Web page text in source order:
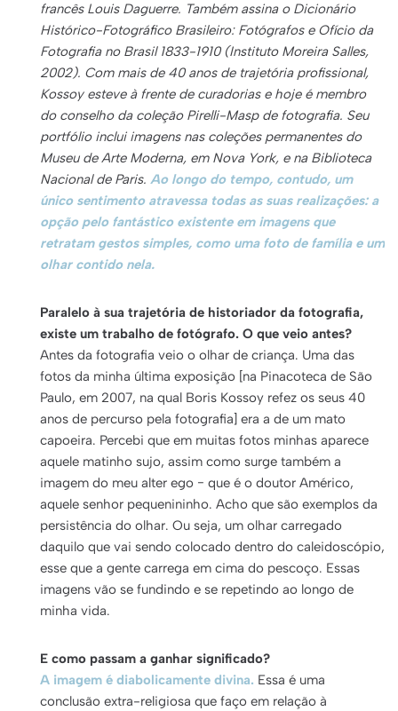
francês Louis Daguerre. Também assina o Dicionário
Histórico-Fotográfico Brasileiro: Fotógrafos e Ofício da
Fotografia no Brasil 1833-1910 (Instituto Moreira Salles,
2002). Com mais de 40 anos de trajetória profissional,
Kossoy esteve à frente de curadorias e hoje é membro
do conselho da coleção Pirelli-Masp de fotografia. Seu
portfólio inclui imagens nas coleções permanentes do
Museu de Arte Moderna, em Nova York, e na Biblioteca
Nacional de Paris. Ao longo do tempo, contudo, um
único sentimento atravessa todas as suas realizações: a
opção pelo fantástico existente em imagens que
retratam gestos simples, como uma foto de família e um
olhar contido nela.
Paralelo à sua trajetória de historiador da fotografia,
existe um trabalho de fotógrafo. O que veio antes?
Antes da fotografia veio o olhar de criança. Uma das
fotos da minha última exposição [na Pinacoteca de São
Paulo, em 2007, na qual Boris Kossoy refez os seus 40
anos de percurso pela fotografia] era a de um mato
capoeira. Percebi que em muitas fotos minhas aparece
aquele matinho sujo, assim como surge também a
imagem do meu alter ego − que é o doutor Américo,
aquele senhor pequenininho. Acho que são exemplos da
persistência do olhar. Ou seja, um olhar carregado
daquilo que vai sendo colocado dentro do caleidoscópio,
esse que a gente carrega em cima do pescoço. Essas
imagens vão se fundindo e se repetindo ao longo de
minha vida.
E como passam a ganhar significado?
A imagem é diabolicamente divina. Essa é uma
conclusão extra-religiosa que faço em relação à